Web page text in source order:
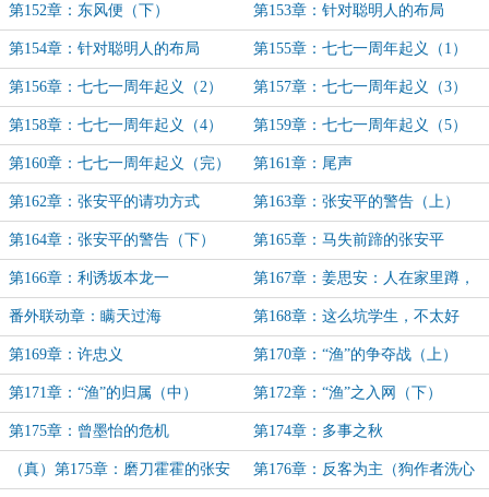
（七千三，说到做到了了吧！）
第152章：东风便（下） 第153章：针对聪明人的布局
（上）
第154章：针对聪明人的布局
（下）
第155章：七七一周年起义（1）
第156章：七七一周年起义（2） 第157章：七七一周年起义（3）
第158章：七七一周年起义（4） 第159章：七七一周年起义（5）
第160章：七七一周年起义（完） 第161章：尾声
第162章：张安平的请功方式 第163章：张安平的警告（上）
第164章：张安平的警告（下） 第165章：马失前蹄的张安平
第166章：利诱坂本龙一 第167章：姜思安：人在家里蹲，
喜事自上门！
番外联动章：瞒天过海 第168章：这么坑学生，不太好
吧？
第169章：许忠义 第170章：“渔”的争夺战（上）
第171章：“渔”的归属（中） 第172章：“渔”之入网（下）
第175章：曾墨怡的危机 第174章：多事之秋
（真）第175章：磨刀霍霍的张安 第176章：反客为主（狗作者洗心